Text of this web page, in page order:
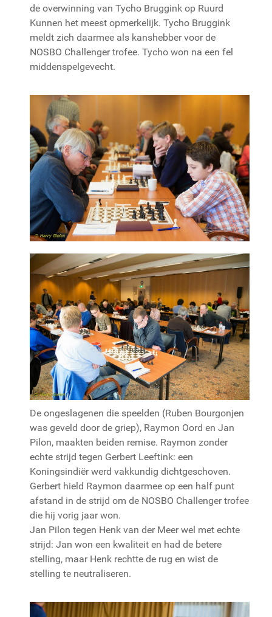
de overwinning van Tycho Bruggink op Ruurd
Kunnen het meest opmerkelijk. Tycho Bruggink
meldt zich daarmee als kanshebber voor de
NOSBO Challenger trofee. Tycho won na een fel
middenspelgevecht.
De ongeslagenen die speelden (Ruben Bourgonjen
was geveld door de griep), Raymon Oord en Jan
Pilon, maakten beiden remise. Raymon zonder
echte strijd tegen Gerbert Leeftink: een
Koningsindiër werd vakkundig dichtgeschoven.
Gerbert hield Raymon daarmee op een half punt
afstand in de strijd om de NOSBO Challenger trofee
die hij vorig jaar won.
Jan Pilon tegen Henk van der Meer wel met echte
strijd: Jan won een kwaliteit en had de betere
stelling, maar Henk rechtte de rug en wist de
stelling te neutraliseren.